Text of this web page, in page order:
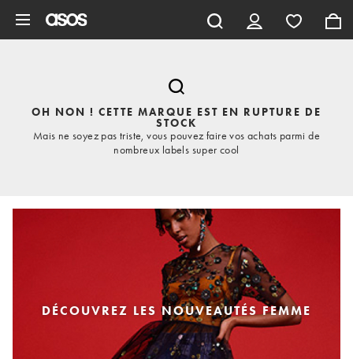
OH NON ! CETTE MARQUE EST EN RUPTURE DE
STOCK
Mais ne soyez pas triste, vous pouvez faire vos achats parmi de
nombreux labels super cool
DÉCOUVREZ LES NOUVEAUTÉS FEMME